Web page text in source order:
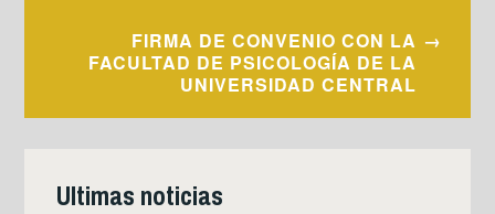
entradasFIRMA DE CONVENIO CON LA
FACULTAD DE PSICOLOGÍA DE LA
UNIVERSIDAD CENTRAL
Ultimas noticias